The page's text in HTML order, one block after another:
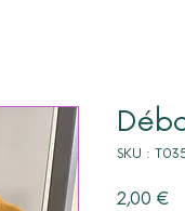
SKU :
2,00 €